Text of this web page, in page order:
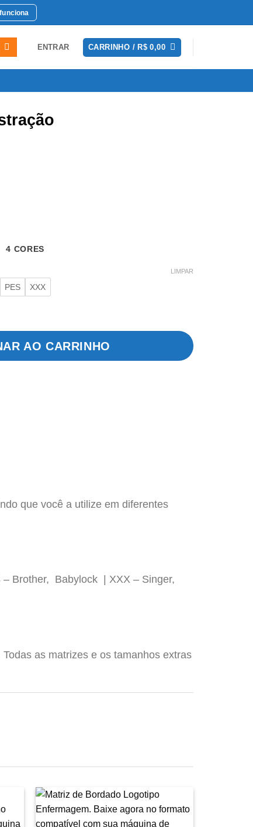
ENTRAR CARRINHO /R$ 0,00
PES XXX
LIMPAR
AO CARRINHO
que você a utilize em diferentes
Brother, Babylock | XXX – Singer,
as matrizes e os tamanhos extras
Favoritar